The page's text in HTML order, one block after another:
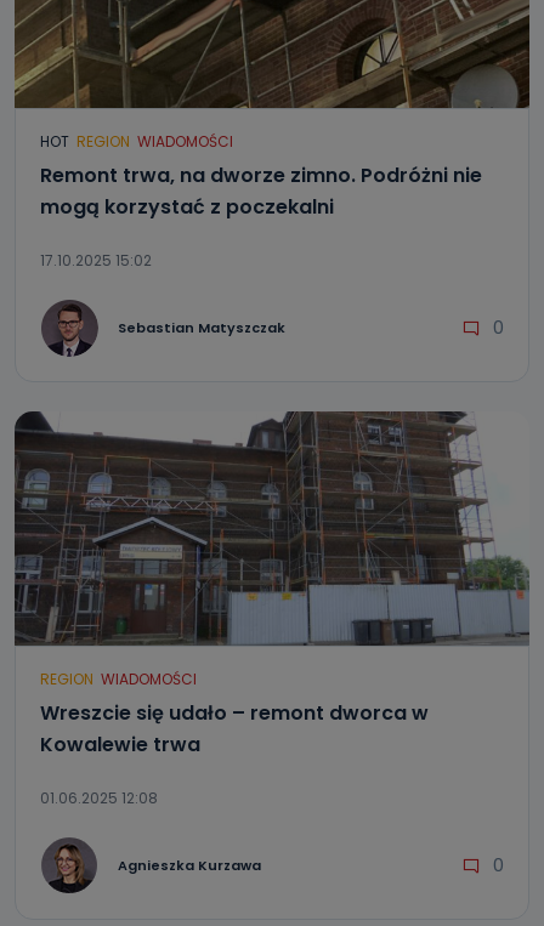
HOT REGION WIADOMOŚCI
Remont trwa, na dworze zimno. Podróżni nie
mogą korzystać z poczekalni
17.10.2025 15:02
Sebastian Matyszczak 0
REGION WIADOMOŚCI
Wreszcie się udało – remont dworca w
Kowalewie trwa
01.06.2025 12:08
Agnieszka Kurzawa 0